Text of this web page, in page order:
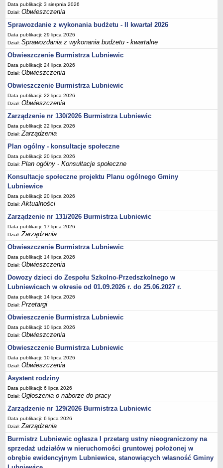
Sprawozdania z wykonania budżetu - kwartalne
Sprawozdania z wykonania budżetu - półroczne, roczne
Umorzenia, odroczenia, raty
Fundacje i Stowarzyszenia dofinansowane z JST
Pomoc publiczna
Budżet obywatelski
Majątek jednostek podległych
Koszt wychowania przedszkolnego
Stawki czynszów najmu lokali mieszkalnych
Zamówienia publiczne
Sprzedaż mienia
Sprzedaż nieruchomości
Zapytania ofertowe
Plan zamówień publicznych
PRAWO LOKALNE
Statut
Uchwały Rady Miejskiej
Zarządzenia Burmistrza
Ogłoszenia Burmistrza
Opłaty i podatki
Zagospodarowanie przestrzenne
Programy i inne zamierzenia
Taryfy dla zbiorowego zaopatrzenia w wodę i zbiorowego
odprowadzania ścieków
Raport o stanie gminy Lubniewice
Zabytki gminne
PLANY, STUDIUM UWARUNKOWAŃ I KIERUNKÓW ZAGOSPODAROWANIA
PRZESTRZENNEGO
Zagospodarowanie przestrzenne
0_Studium
Plan ogólny
Plan ogólny - opiniowanie i uzgadnianie
Plan ogólny - Konsultacje społeczne
MPZP.1_IV.11.98
MPZP.2_XIV.105.2000
MPZP.3_XXIV.177.2001
MPZP.4_XXVII.234.2010
Data publikacji: 3 sierpnia 2026
Dział:Obwieszczenia
Sprawozdanie z wykonania budżetu - II kwartał 2026
Data publikacji: 29 lipca 2026
Dział:Sprawozdania z wykonania budżetu - kwartalne
Obwieszczenie Burmistrza Lubniewic
Data publikacji: 24 lipca 2026
Dział:Obwieszczenia
Obwieszczenie Burmistrza Lubniewic
Data publikacji: 22 lipca 2026
Dział:Obwieszczenia
Zarządzenie nr 130/2026 Burmistrza Lubniewic
Data publikacji: 22 lipca 2026
Dział:Zarządzenia
Plan ogólny - konsultacje społeczne
Data publikacji: 20 lipca 2026
Dział:Plan ogólny - Konsultacje społeczne
Konsultacje społeczne projektu Planu ogólnego Gminy
Lubniewice
Data publikacji: 20 lipca 2026
Dział:Aktualności
Zarządzenie nr 131/2026 Burmistrza Lubniewic
Data publikacji: 17 lipca 2026
Dział:Zarządzenia
Obwieszczenie Burmistrza Lubniewic
Data publikacji: 14 lipca 2026
Dział:Obwieszczenia
Dowozy dzieci do Zespołu Szkolno-Przedszkolnego w
Lubniewicach w okresie od 01.09.2026 r. do 25.06.2027 r.
Data publikacji: 14 lipca 2026
Dział:Przetargi
Obwieszczenie Burmistrza Lubniewic
Data publikacji: 10 lipca 2026
Dział:Obwieszczenia
Obwieszczenie Burmistrza Lubniewic
Data publikacji: 10 lipca 2026
Dział:Obwieszczenia
Asystent rodziny
Data publikacji: 6 lipca 2026
Dział:Ogłoszenia o naborze do pracy
Zarządzenie nr 129/2026 Burmistrza Lubniewic
Data publikacji: 6 lipca 2026
Dział:Zarządzenia
Burmistrz Lubniewic ogłasza I przetarg ustny nieograniczony na
sprzedaż udziałów w nieruchomości gruntowej położonej w
obrębie ewidencyjnym Lubniewice, stanowiących własność Gminy